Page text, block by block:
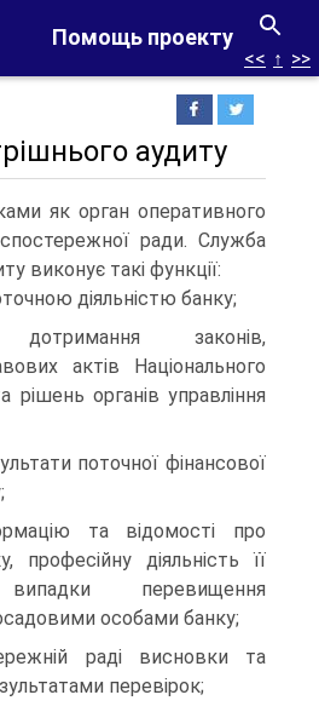
Помощь проекту
<< ↑ >>
аудиту
як орган оперативного
ради. Служба
виконує такі функції:
діяльністю банку;
дотримання законів,
актів Національного
рішень органів управління
поточної фінансової
та відомості про
професійну діяльність її
випадки перевищення
особами банку;
раді висновки та
перевірок;